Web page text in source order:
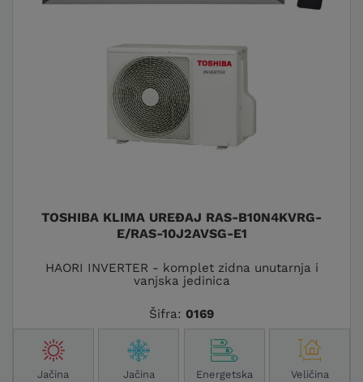
TOSHIBA KLIMA UREĐAJ RAS-B10N4KVRG-
E/RAS-10J2AVSG-E1
HAORI INVERTER - komplet zidna unutarnja i
vanjska jedinica
Šifra: 0169
Jačina
Jačina
Energetska
Veličina